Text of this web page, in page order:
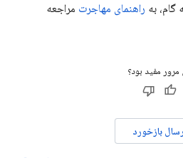
گام، به راهنمای مهاجرت مراجعه
مرور مفید بود؟
بازخورد